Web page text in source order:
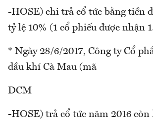
-HOSE) chi trả cổ tức bằng tiền
tỷ lệ 10% (1 cổ phiếu được nhận
* Ngày 28/6/2017, Công ty Cổ
dầu khí Cà Mau (mã
DCM
-HOSE) trả cổ tức năm 2016